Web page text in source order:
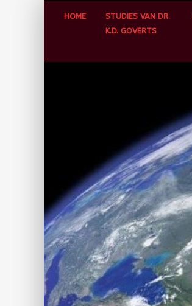
HOME
STUDIES VAN DR.
K.D. GOVERTS